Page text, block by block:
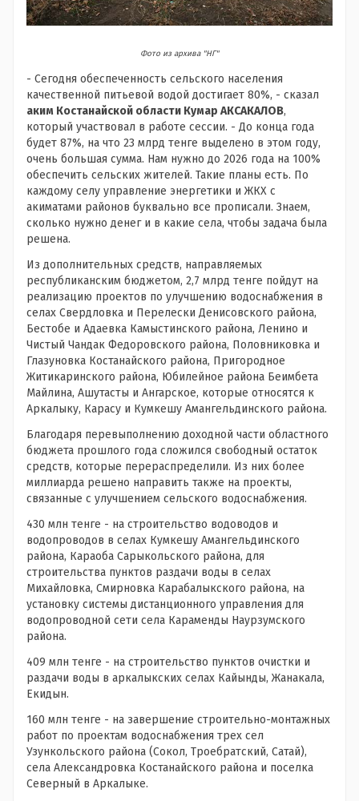
Фото из архива "НГ"
- Сегодня обеспеченность сельского населения
качественной питьевой водой достигает 80%, - сказал
аким Костанайской области Кумар АКСАКАЛОВ,
который участвовал в работе сессии. - До конца года
будет 87%, на что 23 млрд тенге выделено в этом году,
очень большая сумма. Нам нужно до 2026 года на 100%
обеспечить сельских жителей. Такие планы есть. По
каждому селу управление энергетики и ЖКХ с
акиматами районов буквально все прописали. Знаем,
сколько нужно денег и в какие села, чтобы задача была
решена.
Из дополнительных средств, направляемых
республиканским бюджетом, 2,7 млрд тенге пойдут на
реализацию проектов по улучшению водоснабжения в
селах Свердловка и Перелески Денисовского района,
Бестобе и Адаевка Камыстинского района, Ленино и
Чистый Чандак Федоровского района, Половниковка и
Глазуновка Костанайского района, Пригородное
Житикаринского района, Юбилейное района Беимбета
Майлина, Ашутасты и Ангарское, которые относятся к
Аркалыку, Карасу и Кумкешу Амангельдинского района.
Благодаря перевыполнению доходной части областного
бюджета прошлого года сложился свободный остаток
средств, которые перераспределили. Из них более
миллиарда решено направить также на проекты,
связанные с улучшением сельского водоснабжения.
430 млн тенге - на строительство водоводов и
водопроводов в селах Кумкешу Амангельдинского
района, Караоба Сарыкольского района, для
строительства пунктов раздачи воды в селах
Михайловка, Смирновка Карабалыкского района, на
установку системы дистанционного управления для
водопроводной сети села Караменды Наурзумского
района.
409 млн тенге - на строительство пунктов очистки и
раздачи воды в аркалыкских селах Кайынды, Жанакала,
Екидын.
160 млн тенге - на завершение строительно-монтажных
работ по проектам водоснабжения трех сел
Узункольского района (Сокол, Троебратский, Сатай),
села Александровка Костанайского района и поселка
Северный в Аркалыке.